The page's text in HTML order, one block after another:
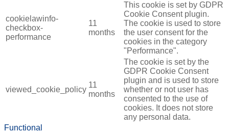
cookielawinfo-
checkbox-
performance
11
months
This cookie is set by GDPR
Cookie Consent plugin.
The cookie is used to store
the user consent for the
cookies in the category
"Performance".
viewed_cookie_policy
11
months
The cookie is set by the
GDPR Cookie Consent
plugin and is used to store
whether or not user has
consented to the use of
cookies. It does not store
any personal data.
Functional